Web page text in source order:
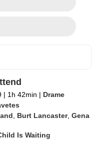
| 1h 42min | Drame
, Burt Lancaster,Gena
Is Waiting